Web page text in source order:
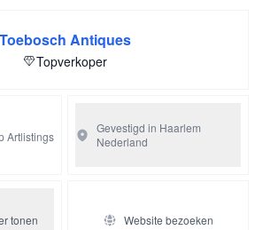
Toebosch Antiques
Topverkoper
Artlistings
Gevestigd in Haarlem
Nederland
tonen Website bezoeken